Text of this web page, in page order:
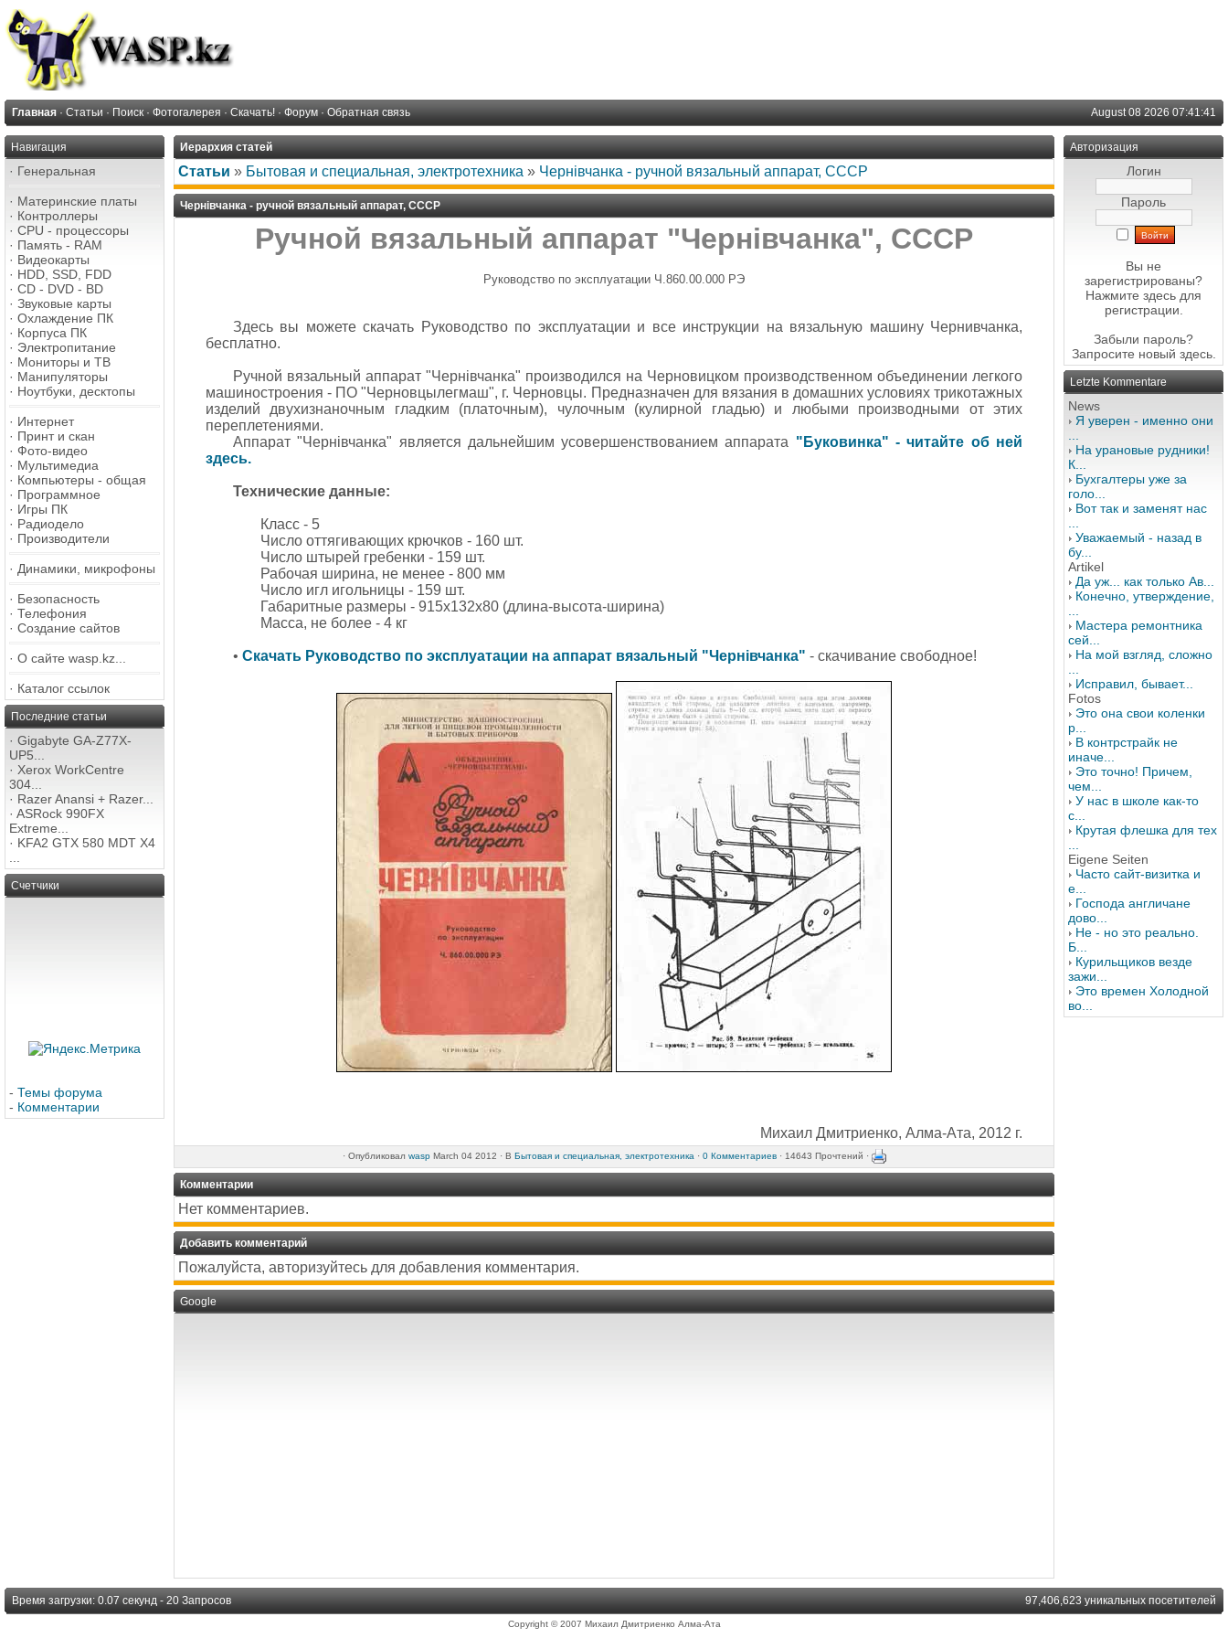
Главная · Статьи · Поиск · Фотогалерея · Скачать! · Форум · Обратная связь August 08 2026 07:41:41
Навигация
· Генеральная
· Материнские платы
· Контроллеры
· CPU - процессоры
· Память - RAM
· Видеокарты
· HDD, SSD, FDD
· CD - DVD - BD
· Звуковые карты
· Охлаждение ПК
· Корпуса ПК
· Электропитание
· Мониторы и ТВ
· Манипуляторы
· Ноутбуки, десктопы
· Интернет
· Принт и скан
· Фото-видео
· Мультимедиа
· Компьютеры - общая
· Программное
· Игры ПК
· Радиодело
· Производители
· Динамики, микрофоны
· Безопасность
· Телефония
· Создание сайтов
· О сайте wasp.kz...
· Каталог ссылок
Последние статьи
· Gigabyte GA-Z77X-
UP5...
· Xerox WorkCentre
304...
· Razer Anansi + Razer...
· ASRock 990FX
Extreme...
· KFA2 GTX 580 MDT X4
Счетчики
- Темы форума
- Комментарии
Иерархия статей
Статьи » Бытовая и специальная, электротехника » Чернiвчанка - ручной вязальный аппарат, СССР
Чернiвчанка - ручной вязальный аппарат, СССР
Ручной вязальный аппарат "Чернiвчанка", СССР
Руководство по эксплуатации Ч.860.00.000 РЭ
Здесь вы можете скачать Руководство по эксплуатации и все инструкции на вязальную машину Чернивчанка,
бесплатно.
Ручной вязальный аппарат "Чернiвчанка" производился на Черновицком производственном объединении легкого
машиностроения - ПО "Черновцылегмаш", г. Черновцы. Предназначен для вязания в домашних условиях трикотажных
изделий двухизнаночным гладким (платочным), чулочным (кулирной гладью) и любыми производными от этих
переплетениями.
Аппарат "Чернiвчанка" является дальнейшим усовершенствованием аппарата "Буковинка" - читайте об ней
здесь.
Технические данные:
Класс - 5
Число оттягивающих крючков - 160 шт.
Число штырей гребенки - 159 шт.
Рабочая ширина, не менее - 800 мм
Число игл игольницы - 159 шт.
Габаритные размеры - 915х132х80 (длина-высота-ширина)
Масса, не более - 4 кг
• Скачать Руководство по эксплуатации на аппарат вязальный "Чернiвчанка" - скачивание свободное!
Михаил Дмитриенко, Алма-Ата, 2012 г.
· Опубликовал waspMarch 04 2012 · В Бытовая и специальная, электротехника · 0 Комментариев· 14643 Прочтений ·
Комментарии
Нет комментариев.
Добавить комментарий
Пожалуйста, авторизуйтесь для добавления комментария.
Google
Авторизация
Логин
Пароль
Вы не
зарегистрированы?
Нажмите здесь для
регистрации.
Забыли пароль?
Запросите новый здесь.
Letzte Kommentare
News
Я уверен - именно они
На урановые рудники!
К...
Бухгалтеры уже за
голо...
Вот так и заменят нас
Уважаемый - назад в
бу...
Artikel
Да уж... как только Ав...
Конечно, утверждение,
Мастера ремонтника
сей...
На мой взгляд, сложно
Исправил, бывает...
Fotos
Это она свои коленки
р...
В контрстрайк не
иначе...
Это точно! Причем,
чем...
У нас в школе как-то
с...
Крутая флешка для тех
Eigene Seiten
Часто сайт-визитка и
е...
Господа англичане
дово...
Не - но это реально.
Б...
Курильщиков везде
зажи...
Это времен Холодной
во...
Время загрузки: 0.07 секунд - 20 Запросов 97,406,623 уникальных посетителей
Copyright © 2007 Михаил Дмитриенко Алма-Ата